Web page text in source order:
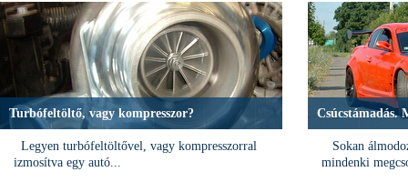
Turbófeltöltő, vagy kompresszor?
Legyen turbófeltöltővel, vagy kompresszorral
izmosítva egy autó...
Csúcstámadás.
Sokan
mindenki